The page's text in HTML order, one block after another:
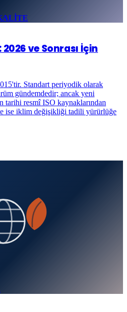
ve Sonrası İçin
Standart periyodik olarak
gündemdedir; ancak yeni
tarihi resmî ISO kaynaklarından
ise iklim değişikliği tadili yürürlüğe